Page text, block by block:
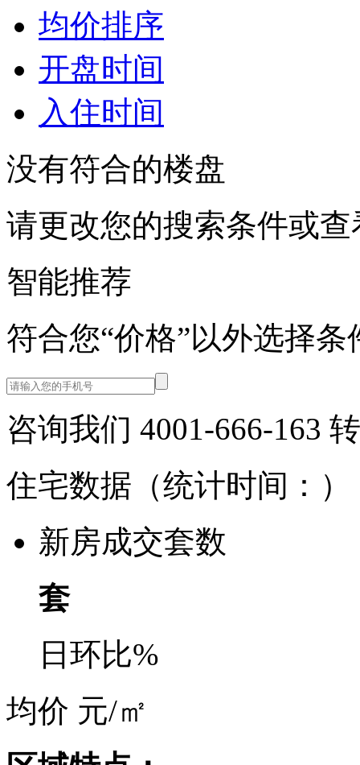
均价排序
开盘时间
入住时间
没有符合的楼盘
请更改您的搜索条件或查
智能推荐
符合您“价格”以外选择条
咨询我们 4001-666-163 转
住宅数据 （统计时间： ）
新房成交套数
套
日环比%
均价 元/㎡